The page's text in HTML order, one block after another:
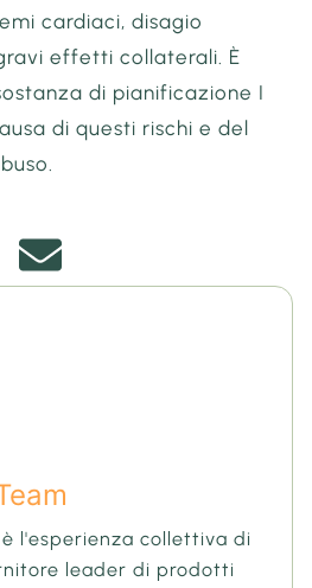
cardiaci, disagio
effetti collaterali. È
di pianificazione I
di questi rischi e del
l'esperienza collettiva di
leader di prodotti